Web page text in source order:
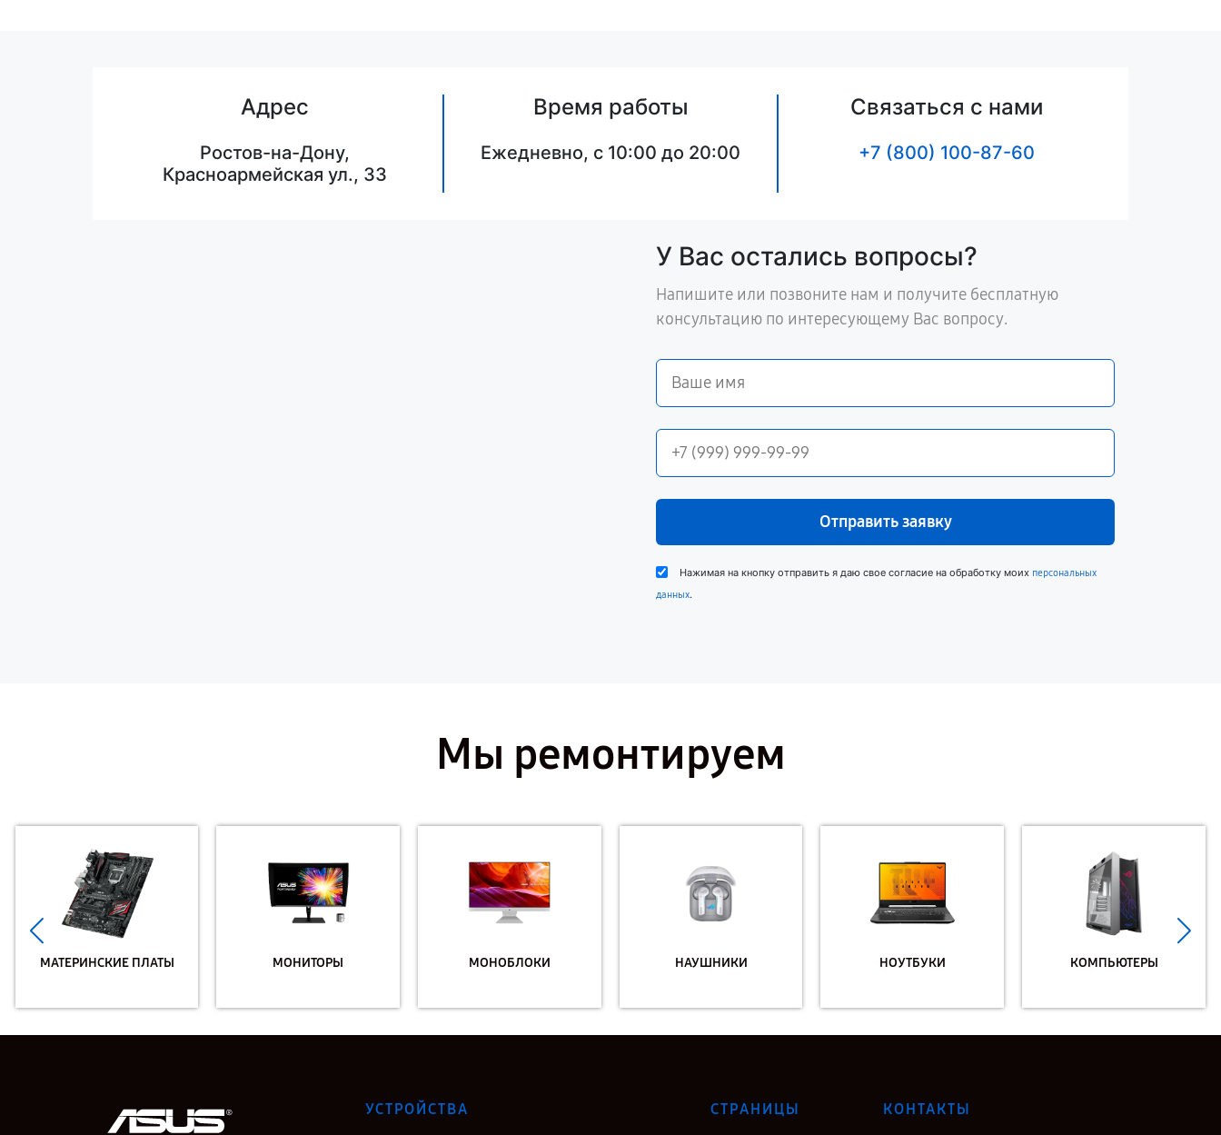
Адрес
Ростов-на-Дону,
Красноармейская ул., 33
Время работы
Ежедневно, с 10:00 до 20:00
Связаться с нами
+7 (800) 100-87-60
У Вас остались вопросы?
Напишите или позвоните нам и получите бесплатную
консультацию по интересующему Вас вопросу.
Отправить заявку
Нажимая на кнопку отправить я даю свое согласие на обработку моих персональных
данных.
Мы ремонтируем
МАТЕРИНСКИЕ ПЛАТЫ МОНИТОРЫ МОНОБЛОКИ НАУШНИКИ НОУТБУКИ КОМПЬЮТЕРЫ
УСТРОЙСТВА СТРАНИЦЫ КОНТАКТЫ